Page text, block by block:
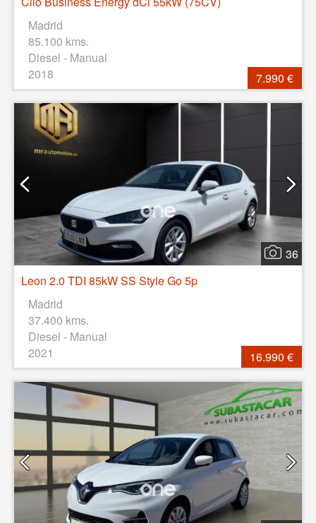
Madrid
85.100 kms.
Diesel - Manual
2018
7.990 €
36
Leon 2.0 TDI 85kW SS Style Go 5p
Madrid
37.400 kms.
Diesel - Manual
2021
16.990 €